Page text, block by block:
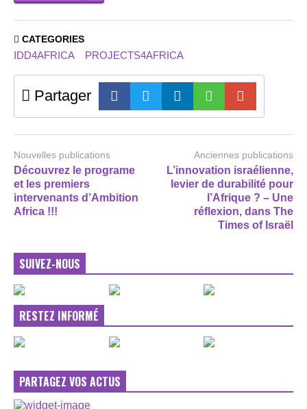
CATEGORIES
IDD4AFRICA PROJECTS4AFRICA
Partager
Nouvelles publications
Découvrez le programe
et les premiers
intervenants d’Ambition
Africa !!!
Anciennes publications
L’innovation israélienne,
levier de durabilité pour
l’Afrique ? – Une
réflexion, dans The
Times of Israël
SUIVEZ-NOUS
RESTEZ INFORMÉ
PARTAGEZ VOS ACTUS